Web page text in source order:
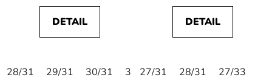
DETAIL
28/31 29/31 30/31 31/31
DETAIL
27/31 28/31 27/33